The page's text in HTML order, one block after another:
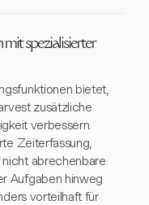
mit spezialisierter
bietet,
zusätzliche
verbessern.
Zeiterfassung,
abrechenbare
Aufgaben hinweg
vorteilhaft für